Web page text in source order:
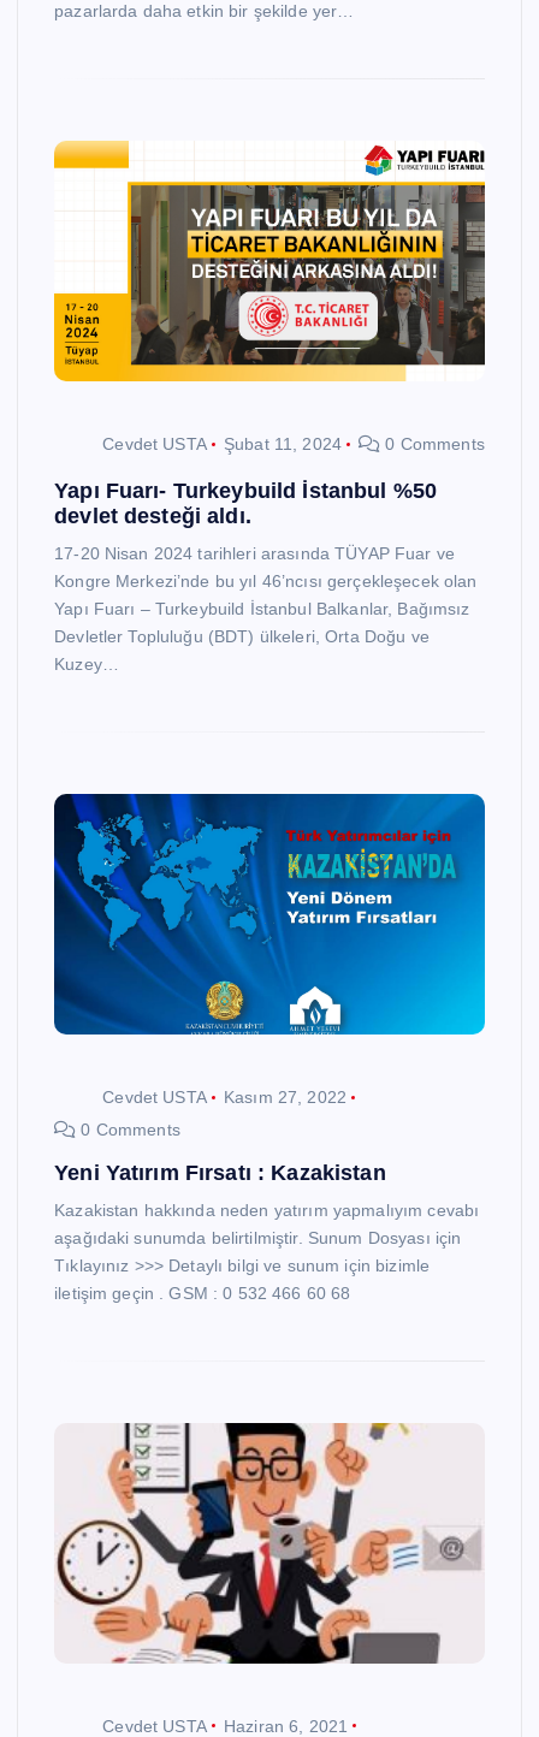
pazarlarda daha etkin bir şekilde yer…
Cevdet USTA Şubat 11, 2024 0 Comments
Yapı Fuarı- Turkeybuild İstanbul %50
devlet desteği aldı.
17-20 Nisan 2024 tarihleri arasında TÜYAP Fuar ve
Kongre Merkezi’nde bu yıl 46’ncısı gerçekleşecek olan
Yapı Fuarı – Turkeybuild İstanbul Balkanlar, Bağımsız
Devletler Topluluğu (BDT) ülkeleri, Orta Doğu ve
Kuzey…
Cevdet USTA
Kasım 27, 2022
0 Comments
Yeni Yatırım Fırsatı : Kazakistan
Kazakistan hakkında neden yatırım yapmalıyım cevabı
aşağıdaki sunumda belirtilmiştir. Sunum Dosyası için
Tıklayınız >>> Detaylı bilgi ve sunum için bizimle
iletişim geçin . GSM : 0 532 466 60 68
Cevdet USTA
Haziran 6, 2021